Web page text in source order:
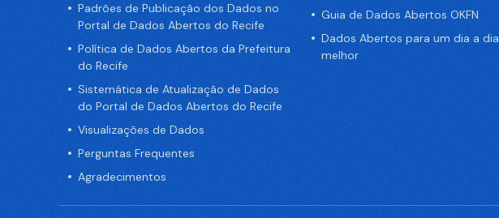
Padrões de Publicação dos Dados no
Portal de Dados Abertos do Recife
Política de Dados Abertos da Prefeitura
do Recife
Sistemática de Atualização de Dados
do Portal de Dados Abertos do Recife
Visualizações de Dados
Perguntas Frequentes
Agradecimentos
Guia de Dados Abertos OKFN
Dados Abertos para um dia a dia
melhor